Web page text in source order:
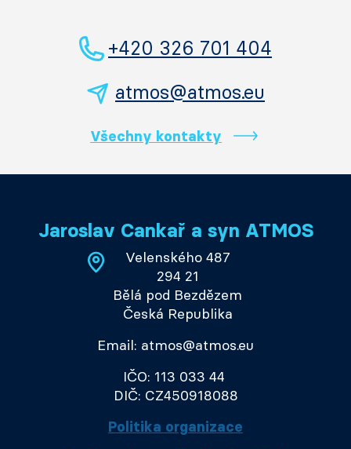
+420 326 701 404
atmos@atmos.eu
Všechny kontakty
Jaroslav Cankař a syn ATMOS
Velenského 487
294 21
Bělá pod Bezdězem
Česká Republika
Email: atmos@atmos.eu
IČO: 113 033 44
DIČ: CZ450918088
Politika organizace